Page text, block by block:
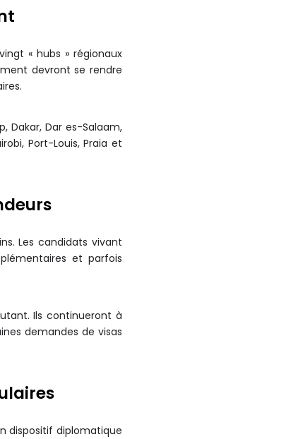
« hubs » régionaux
devront se rendre
Dakar, Dar es-Salaam,
Port-Louis, Praia et
Les candidats vivant
et parfois
Ils continueront à
demandes de visas
dispositif diplomatique